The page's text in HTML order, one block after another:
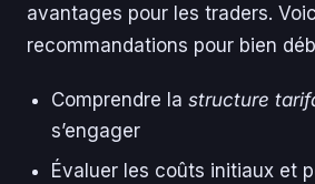
avantages pour les traders.
recommandations pour bien
Comprendre la structure
s’engager
Évaluer les coûts initiaux et